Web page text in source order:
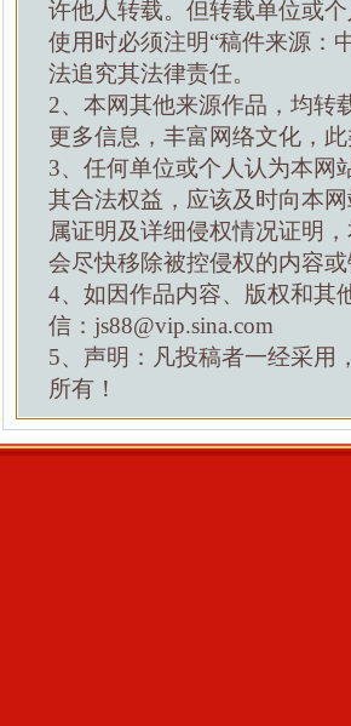
许他人转载。但转载单位或
使用时必须注明“稿件来源：
法追究其法律责任。
2、本网其他来源作品，均转
更多信息，丰富网络文化，
3、任何单位或个人认为本网
其合法权益，应该及时向本
属证明及详细侵权情况证明
会尽快移除被控侵权的内容或
4、如因作品内容、版权和其
信：js88@vip.sina.com
5、声明：凡投稿者一经采用
所有！